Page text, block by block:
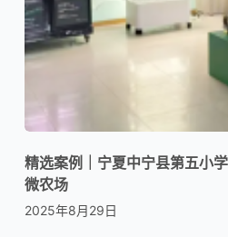
精选案例｜宁夏中宁县第五小
微农场
2025年8月29日